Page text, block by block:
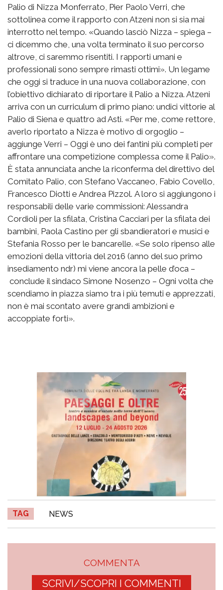
Palio di Nizza Monferrato, Pier Paolo Verri, che
sottolinea come il rapporto con Atzeni non si sia mai
interrotto nel tempo. «Quando lasciò Nizza – spiega –
ci dicemmo che, una volta terminato il suo percorso
altrove, ci saremmo risentiti. I rapporti umani e
professionali sono sempre rimasti ottimi». Un legame
che oggi si traduce in una nuova collaborazione, con
l’obiettivo dichiarato di riportare il Palio a Nizza. Atzeni
arriva con un curriculum di primo piano: undici vittorie al
Palio di Siena e quattro ad Asti. «Per me, come rettore,
averlo riportato a Nizza è motivo di orgoglio –
aggiunge Verri – Oggi è uno dei fantini più completi per
affrontare una competizione complessa come il Palio».
È stata annunciata anche la riconferma del direttivo del
Comitato Palio, con Stefano Vaccaneo, Fabio Covello,
Francesco Diotti e Andrea Pizzol. A loro si aggiungono i
responsabili delle varie commissioni: Alessandra
Cordioli per la sfilata, Cristina Cacciari per la sfilata dei
bambini, Paola Castino per gli sbandieratori e musici e
Stefania Rosso per le bancarelle. «Se solo ripenso alle
emozioni della vittoria del 2016 (anno del suo primo
insediamento ndr) mi viene ancora la pelle d’oca –
conclude il sindaco Simone Nosenzo – Ogni volta che
scendiamo in piazza siamo tra i più temuti e apprezzati,
non è mai scontato avere grandi ambizioni e
accoppiate forti».
TAG NEWS
COMMENTA
SCRIVI/SCOPRI I COMMENTI